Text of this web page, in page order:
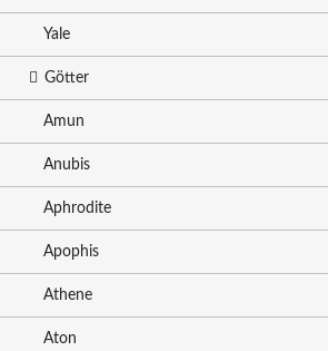
Yale
Götter
Amun
Anubis
Aphrodite
Apophis
Athene
Aton